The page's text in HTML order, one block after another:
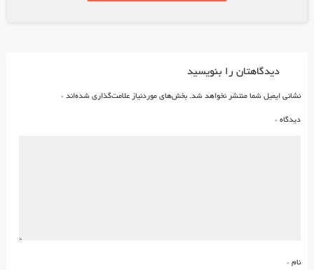
دیدگاهتان را بنویسید
نشانی ایمیل شما منتشر نخواهد شد. بخش‌های موردنیاز علامت‌گذاری شده‌اند *
دیدگاه *
نام *